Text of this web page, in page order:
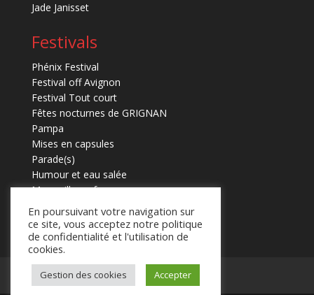
Jade Janisset
Festivals
Phénix Festival
Festival off Avignon
Festival Tout court
Fêtes nocturnes de GRIGNAN
Pampa
Mises en capsules
Parade(s)
Humour et eau salée
Marmaille en fugues
Mentions légales Contact
En poursuivant votre navigation sur
ce site, vous acceptez notre politique
de confidentialité et l'utilisation de
cookies.
Gestion des cookies Accepter